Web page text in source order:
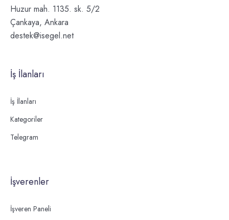
Huzur mah. 1135. sk. 5/2
Çankaya, Ankara
destek@isegel.net
İş İlanları
İş İlanları
Kategoriler
Telegram
İşverenler
İşveren Paneli